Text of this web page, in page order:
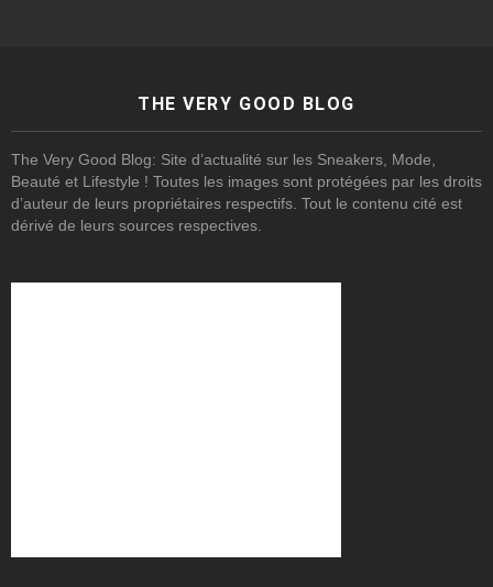
THE VERY GOOD BLOG
The Very Good Blog: Site d’actualité sur les Sneakers, Mode,
Beauté et Lifestyle ! Toutes les images sont protégées par les droits
d’auteur de leurs propriétaires respectifs. Tout le contenu cité est
dérivé de leurs sources respectives.